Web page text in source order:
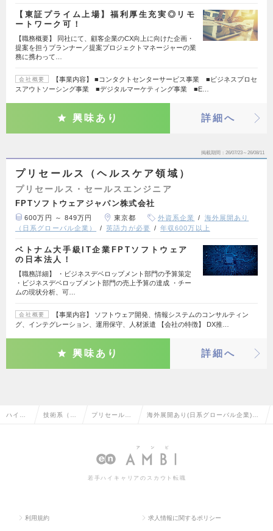
【東証プライム上場】福利厚生充実◎リモ
ートワーク可！
【職務概要】 同社にて、顧客企業のCX向上に向けた企画・
提案を担うプランナー／提案プロジェクトマネージャーの業
務に携わって…
会社概要
【事業内容】 ■コンタクトセンターサービス事業 ■ビジネスプロセ
スアウトソーシング事業 ■デジタルマーケティング事業 ■E…
興味あり 詳細へ
掲載期間 26/07/23～26/08/11
プリセールス（ヘルスケア領域）
プリセールス・セールスエンジニア
FPTソフトウェアジャパン株式会社
600万円 ～ 849万円 東京都 外資系企業
海外展開あり
（日系グローバル企業）
英語力が必要 年収600万以上
ベトナム大手級IT企業FPTソフトウェア
の日本法人！
【職務詳細】 ・ビジネスデベロップメント部門の予算策定
・ビジネスデベロップメント部門の売上予算の達成 ・チー
ムの現状分析、可…
会社概要
【事業内容】 ソフトウェア開発、情報システムのコンサルティン
グ、インテグレーション、運用保守、人材派遣 【会社の特徴】 DX推…
興味あり 詳細へ
ハイク 技術系（I プリセール
エンジニア
海外展開あり(日系グローバル企業)の
転職・求人情報一覧
若手ハイキャリアのスカウト転職
利用規約 求人情報に関するポリシー